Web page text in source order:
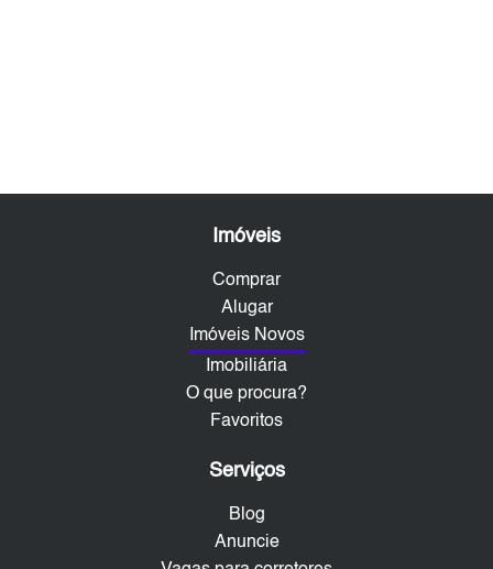
Imóveis
Comprar
Alugar
Imóveis Novos
Imobiliária
O que procura?
Favoritos
Serviços
Blog
Anuncie